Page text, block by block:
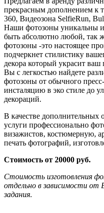
прекрасным дополнением к
360, Видеозона SelfieRun,
Наши фотозоны уникальны
быть абсолютно любой, так
фотозоны -это настоящее
подчеркнет стилистику
декора который украсит
Вы с легкостью найдете
фотозоны от обычного
инсталяцию в эко стиле до
декораций.
В качестве
услуги профессионально
визажистов, костюмерную,
печать фотографий,
Стоимость от 20000 руб.
Стоимость изготовления
отдельно в зависимости от
задания.